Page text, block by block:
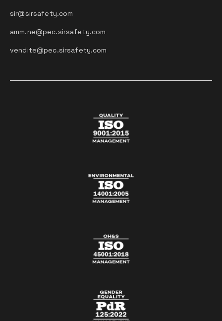
sir@sirsafety.com
amm.ne@pec.sirsafety.com
vendite@pec.sirsafety.com